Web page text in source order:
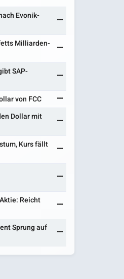
Evonik-
Milliarden-
SAP-
von FCC
Dollar mit
Kurs fällt
Reicht
Sprung auf